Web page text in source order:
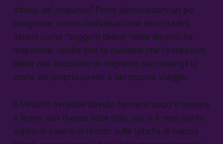
attesa del rimpatrio? Forse dichiarazioni un po’
esagerate, come l’individuazione dei cittadini
italiani come “soggetti deboli” nelle dinamiche
migratorie, uscita che fa dubitare che l’assessore
abbia mai ascoltato un migrante raccontargli la
storia del proprio paese e del proprio viaggio.
Il Ministro avrebbe dovuto fermarsi poco e tornare
a Roma con l’aereo delle otto, ma si è reso conto
subito di essere in ritardo sulla tabella di marcia.